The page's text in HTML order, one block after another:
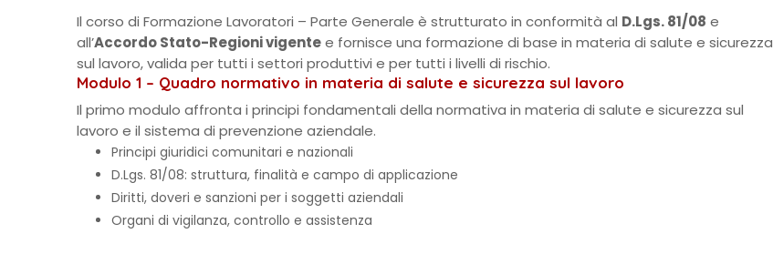
Il corso di Formazione Lavoratori – Parte Generale è strutturato in conformità al D.Lgs. 81/08 e
all’Accordo Stato-Regioni vigentee fornisce una formazione di base in materia di salute e sicurezza
sul lavoro, valida per tutti i settori produttivi e per tutti i livelli di rischio.
Modulo 1 – Quadro normativo in materia di salute e sicurezza sul lavoro
Il primo modulo affronta i principi fondamentali della normativa in materia di salute e sicurezza sul
lavoro e il sistema di prevenzione aziendale.
Principi giuridici comunitari e nazionali
D.Lgs. 81/08: struttura, finalità e campo di applicazione
Diritti, doveri e sanzioni per i soggetti aziendali
Organi di vigilanza, controllo e assistenza